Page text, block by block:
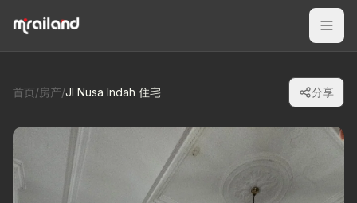
首页/房产/Jl Nusa Indah 住宅 分享